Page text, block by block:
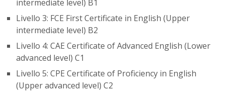
intermediate level) B1
Livello 3: FCE First Certificate in English (Upper
intermediate level) B2
Livello 4: CAE Certificate of Advanced English (Lower
advanced level) C1
Livello 5: CPE Certificate of Proficiency in English
(Upper advanced level) C2